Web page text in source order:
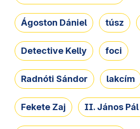
Ágoston Dániel túsz
Detective Kelly foci
Radnóti Sándor lakcím
Fekete Zaj II. János